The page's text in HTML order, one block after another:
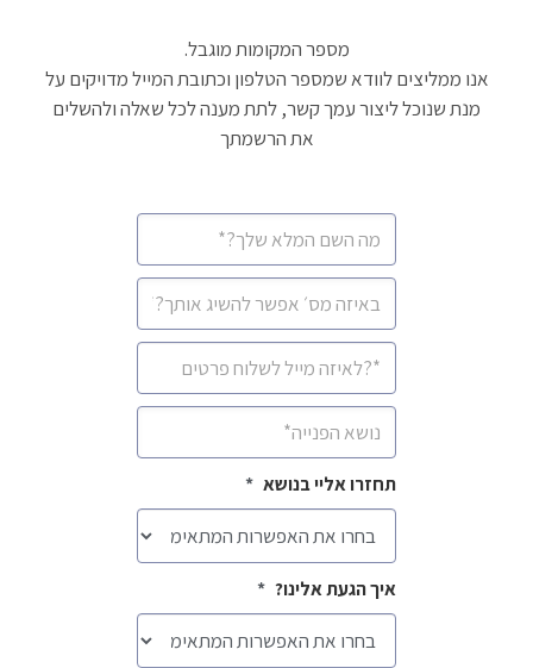
מספר המקומות מוגבל.
אנו ממליצים לוודא שמספר הטלפון וכתובת המייל מדויקים על
מנת שנוכל ליצור עמך קשר, לתת מענה לכל שאלה ולהשלים
את הרשמתך
מלא *
סלולרי
*
איימיל
תחזרו אליי בנושא *
איך הגעת אלינו? *